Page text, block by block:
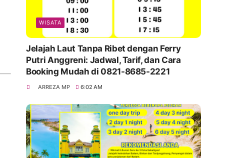
WISATA
Jelajah Laut Tanpa Ribet dengan Ferry
Putri Anggreni: Jadwal, Tarif, dan Cara
Booking Mudah di 0821-8685-2221
ARREZA MP 6:02 AM